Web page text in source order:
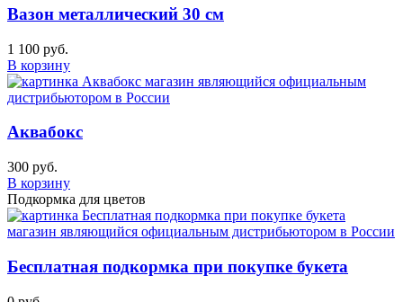
Вазон металлический 30 см
1 100 руб.
В корзину
Аквабокс
300 руб.
В корзину
Подкормка для цветов
Бесплатная подкормка при покупке букета